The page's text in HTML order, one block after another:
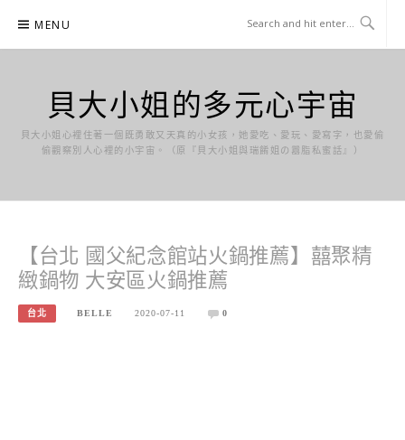
content
MENU
貝大小姐的多元心宇宙
貝大小姐心裡住著一個既勇敢又天真的小女孩，她愛吃、愛玩、愛寫字，也愛偷
偷觀察別人心裡的小宇宙。（原『貝大小姐與瑞餚姐の囂脂私蜜話』）
【台北 國父紀念館站火鍋推薦】囍聚精
緻鍋物 大安區火鍋推薦
台北 BELLE 2020-07-11 0